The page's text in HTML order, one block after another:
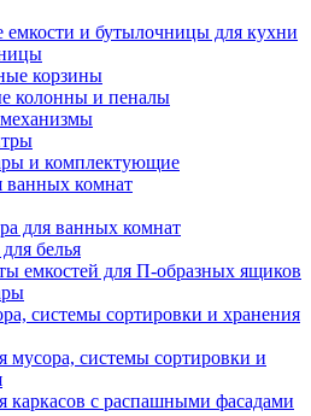
емкости и бутылочницы для кухни
корзины
колонны и пеналы
и комплектующие
ванных комнат
для ванных комнат
белья
емкостей для П-образных ящиков
системы сортировки и хранения
мусора, системы сортировки и
каркасов с распашными фасадами